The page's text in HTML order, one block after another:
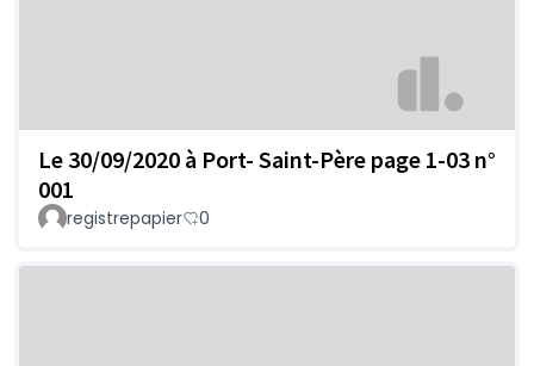
Le 30/09/2020 à Port- Saint-Père page 1-03 n°
001
registrepapier 0